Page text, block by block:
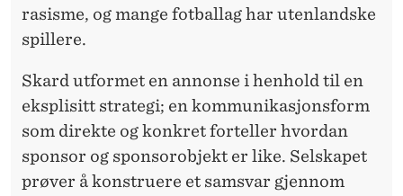
rasisme, og mange fotballag har utenlandske
spillere.
Skard utformet en annonse i henhold til en
eksplisitt strategi; en kommunikasjonsform
som direkte og konkret forteller hvordan
sponsor og sponsorobjekt er like. Selskapet
prøver å konstruere et samsvar gjennom